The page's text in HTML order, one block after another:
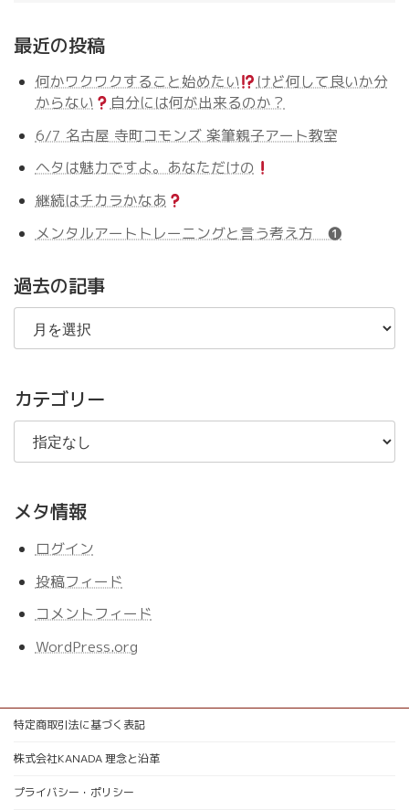
最近の投稿
何かワクワクすること始めたい
けど何して良いか分
からない
自分には何が出来るのか？
6/7 名古屋 寺町コモンズ 楽筆親子アート教室
ヘタは魅力ですよ。あなただけの
継続はチカラかなあ
メンタルアートトレーニングと言う考え方 ❶
過去の記事
過
の
事
カテゴリー
メタ情報
ログイン
投稿フィード
コメントフィード
WordPress.org
特定商取引法に基づく表記
株式会社KANADA 理念と沿革
プライバシー・ポリシー